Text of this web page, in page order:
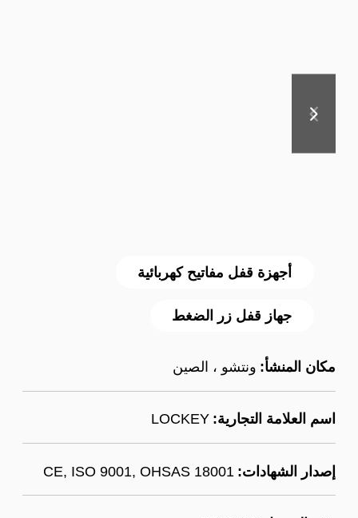
أجهزة قفل مفاتيح كهربائية
جهاز قفل زر الضغط
مكان المنشأ: ونتشو ، الصين
اسم العلامة التجارية: LOCKEY
إصدار الشهادات: CE, ISO 9001, OHSAS 18001